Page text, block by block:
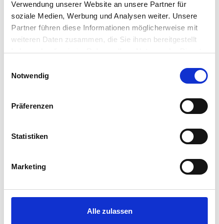
Verwendung unserer Website an unsere Partner für
soziale Medien, Werbung und Analysen weiter. Unsere
Partner führen diese Informationen möglicherweise mit
weiteren Daten zusammen, die Sie ihnen bereitgestellt
haben oder die sie im Rahmen Ihrer Nutzung der Dienste
Notwendig
Präferenzen
Statistiken
Marketing
Alle zulassen
18. August
bis 8.
September
romantischen Auszeit im